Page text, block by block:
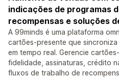
indicações de programas
recompensas e soluções
A 99minds é uma plataforma
cartões-presente que
em tempo real. Gerencie
fidelidade, assinaturas, crédito
fluxos de trabalho de